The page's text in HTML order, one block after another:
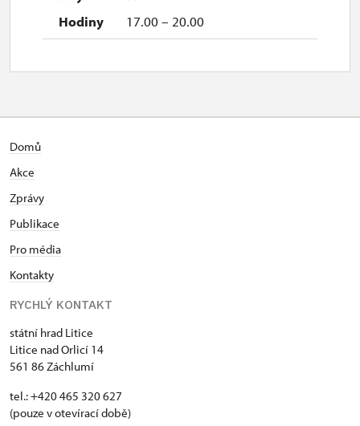
17.00 – 20.00
Domů
Akce
Zprávy
Publikace
Pro média
Kontakty
RYCHLÝ KONTAKT
státní hrad Litice
Litice nad Orlicí 14
561 86 Záchlumí
tel.: +420 465 320 627
(pouze v otevírací době)